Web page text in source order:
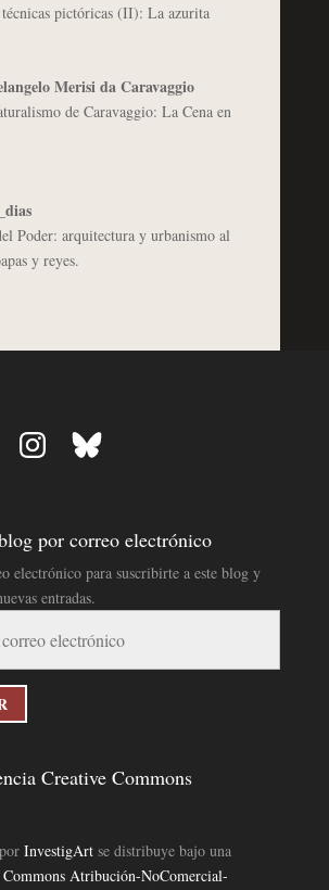
pictóricas (II): La azurita
Merisi da Caravaggio
de Caravaggio: La Cena en
Poder: arquitectura y urbanismo al
y reyes.
InstagramBluesky
por correo electrónico
electrónico para suscribirte a este blog y
entradas.
Creative Commons
InvestigArtse distribuye bajo una
Atribución-NoComercial-